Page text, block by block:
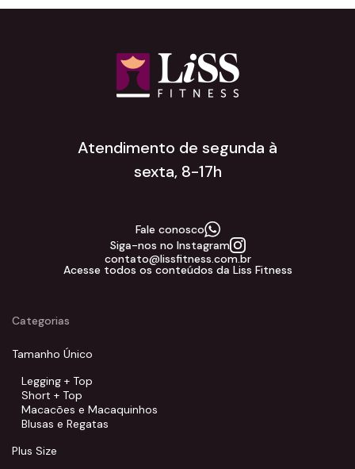
Atendimento de segunda à
sexta, 8-17h
Fale conosco
Siga-nos no Instagram
contato@lissfitness.com.br
Acesse todos os conteúdos da Liss Fitness
Categorias
Tamanho Único
Legging + Top
Short + Top
Macacões e Macaquinhos
Blusas e Regatas
Plus Size